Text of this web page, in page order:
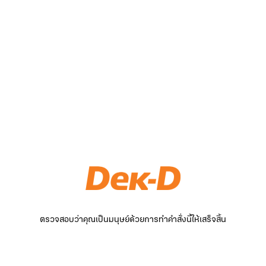
ตรวจสอบว่าคุณเป็นมนุษย์ด้วยการทำคำสั่งนี้ให้เสร็จสิ้น